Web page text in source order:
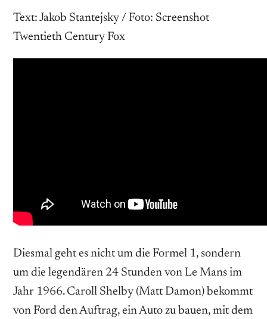
Text: Jakob Stantejsky / Foto: Screenshot
Twentieth Century Fox
Diesmal geht es nicht um die Formel 1, sondern
um die legendären 24 Stunden von Le Mans im
Jahr 1966. Caroll Shelby (Matt Damon) bekommt
von Ford den Auftrag, ein Auto zu bauen, mit dem